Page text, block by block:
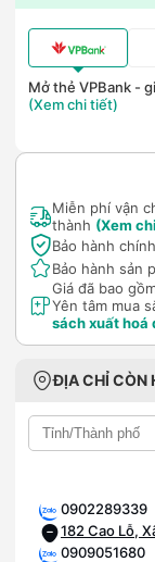
Mở thẻ VPBank -
(Xem chi tiết)
Miễn phí vận
thành (Xem
Bảo hành
Bảo hành sản
Giá đã bao
Yên tâm mua
sách xuất hoá
ĐỊA CHỈ CÒN
0902289339
182 Cao Lỗ,
0909051680